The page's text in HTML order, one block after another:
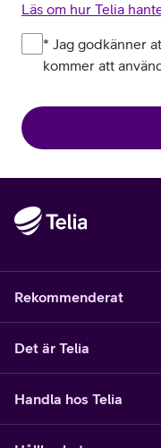
Läs om hur Telia
* Jag godkänner
kommer att
Rekommenderat
Det är Telia
Handla hos Telia